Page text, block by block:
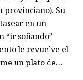
provinciano). Su
en un
“ir soñando”
le revuelve el
un plato de…